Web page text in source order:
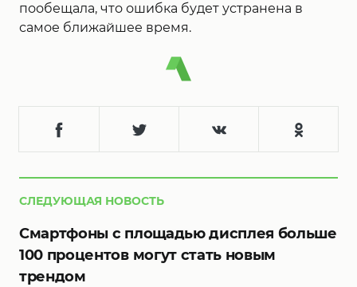
пообещала, что ошибка будет устранена в
самое ближайшее время.
СЛЕДУЮЩАЯ НОВОСТЬ
Смартфоны с площадью дисплея больше
100 процентов могут стать новым
трендом